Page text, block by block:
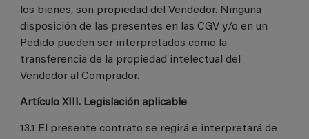
los bienes, son propiedad del Vendedor. Ninguna
disposición de las presentes en las CGV y/o en un
Pedido pueden ser interpretados como la
transferencia de la propiedad intelectual del
Vendedor al Comprador.
Artículo XIII. Legislación aplicable
13.1 El presente contrato se regirá e interpretará de